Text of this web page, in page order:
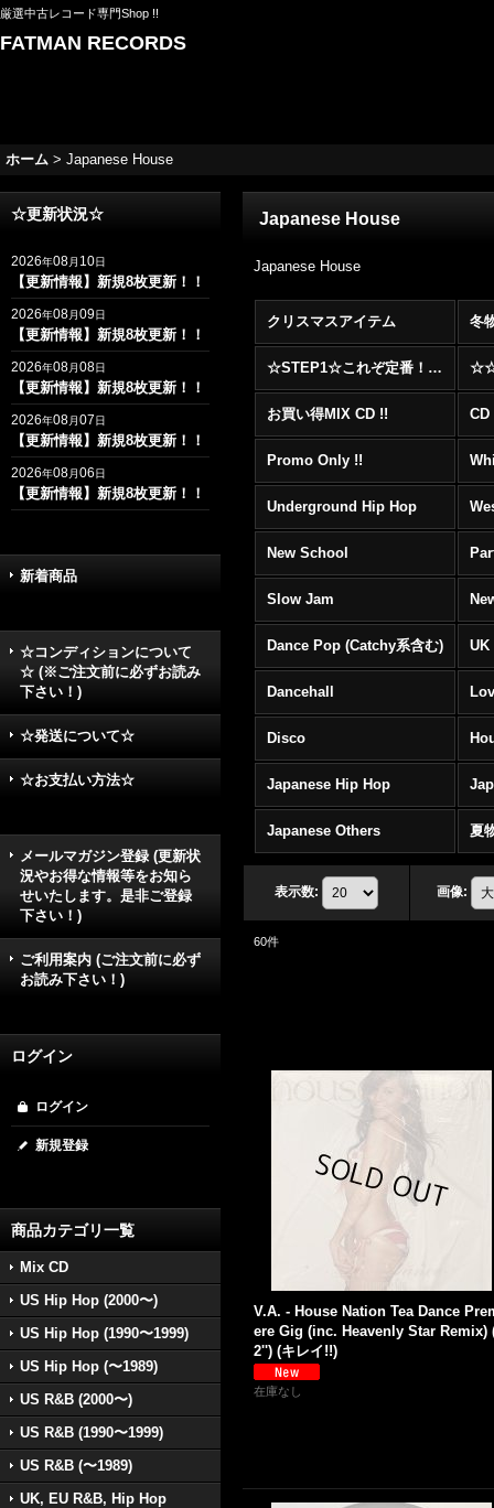
厳選中古レコード専門Shop !!
FATMAN RECORDS
ホーム > Japanese House
☆更新状況☆
2026年08月 10日
【更新情報】新規8枚更新！！
2026年08月09日
【更新情報】新規8枚更新！！
2026年08月08日
【更新情報】新規8枚更新！！
2026年08月07日
【更新情報】新規8枚更新！！
2026年08月06日
【更新情報】新規8枚更新！！
新着商品
☆コンディションについて
☆ (※ご注文前に必ずお読み
下さい！)
☆発送について☆
☆お支払い方法☆
メールマガジン登録 (更新状
況やお得な情報等をお知ら
せいたします。是非ご登録
下さい！)
ご利用案内 (ご注文前に必ず
お読み下さい！)
ログイン
ログイン
新規登録
商品カテゴリ一覧
Mix CD
US Hip Hop (2000〜)
US Hip Hop (1990〜1999)
US Hip Hop (〜1989)
US R&B (2000〜)
US R&B (1990〜1999)
US R&B (〜1989)
UK, EU R&B, Hip Hop
Japanese House
Japanese House
クリスマスアイテム 冬
☆STEP1☆これぞ定番！！まずはここから！2000年代R&BフロアヒットBest 100 !!!
お買い得MIX CD !!
Promo Only !!
Underground Hip Hop
New School
Slow Jam
Dance Pop (Catchy系含む) UK
Dancehall
Disco
Japanese Hip Hop
Japanese Others 夏
表示数: 画像:
60件
V.A. - House Nation Tea Dance
ere Gig (inc. Heavenly Star Remix)
2'') (キレイ!!)
在庫なし